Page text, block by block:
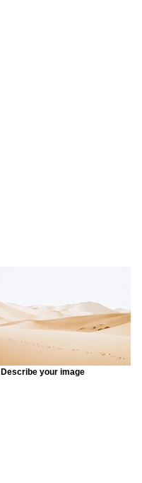
Describe your image